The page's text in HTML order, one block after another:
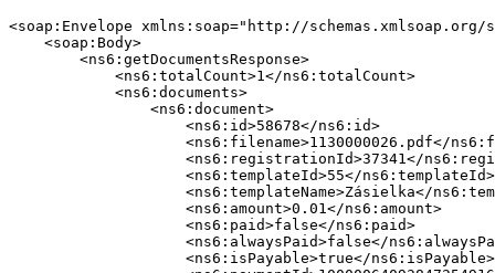
<soap:Envelope xmlns:soap="http://
    <soap:Body>
        <ns6:getDocumentsResponse>
            <ns6:totalCount>1</ns6:totalCount>
            <ns6:documents>
                <ns6:document>
                    <ns6:id>58678</ns6:id>
<ns6:filename>1130000026.pdf</
<ns6:registrationId>37341</
                    <ns6:templateId>55</ns6:templateId>
<ns6:templateName>Zásielka</
                    <ns6:amount>0.01</ns6:amount>
                    <ns6:paid>false</ns6:paid>
<ns6:alwaysPaid>false</
                    <ns6:isPayable>true</ns6:isPayable>